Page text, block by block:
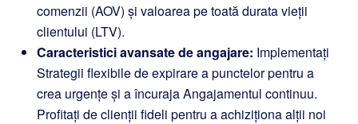
comenzii (AOV) și valoarea pe toată durata vieții
clientului (LTV).
Caracteristici avansate de angajare: Implementați
Strategii flexibile de expirare a punctelor pentru a
crea urgențe și a încuraja Angajamentul continuu.
Profitați de clienții fideli pentru a achiziționa alții noi